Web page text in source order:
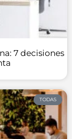
7 decisiones
TODAS